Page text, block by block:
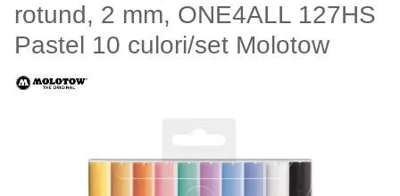
rotund, 2 mm, ONE4ALL 127HS
Pastel 10 culori/set Molotow